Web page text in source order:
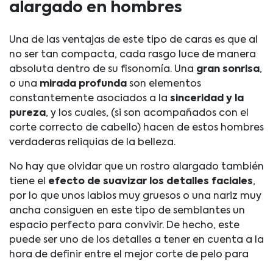
alargado en hombres
Una de las ventajas de este tipo de caras es que al
no ser tan compacta, cada rasgo luce de manera
absoluta dentro de su fisonomía. Una gran sonrisa,
o una mirada profunda son elementos
constantemente asociados a la sinceridad y la
pureza, y los cuales, (si son acompañados con el
corte correcto de cabello) hacen de estos hombres
verdaderas reliquias de la belleza.
No hay que olvidar que un rostro alargado también
tiene el efecto de suavizar los detalles faciales,
por lo que unos labios muy gruesos o una nariz muy
ancha consiguen en este tipo de semblantes un
espacio perfecto para convivir. De hecho, este
puede ser uno de los detalles a tener en cuenta a la
hora de definir entre el mejor corte de pelo para